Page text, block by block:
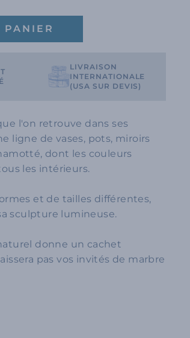
PANIER
LIVRAISON
INTERNATIONALE
(USA SUR DEVIS)
l'on retrouve dans ses
ligne de vases, pots, miroirs
dont les couleurs
les intérieurs.
et de tailles différentes,
sculpture lumineuse.
donne un cachet
pas vos invités de marbre